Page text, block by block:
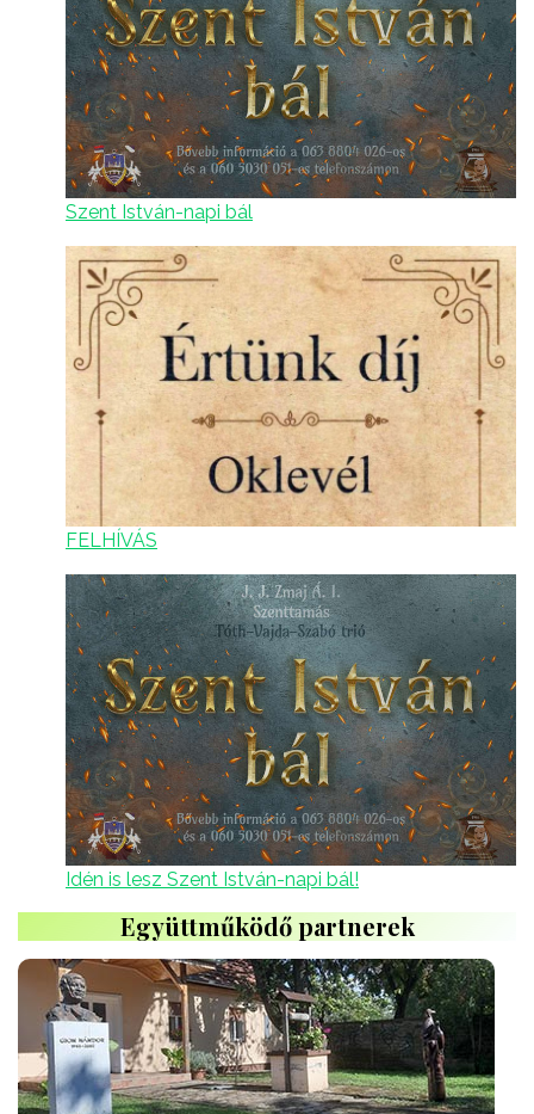
Szent István-napi bál
FELHÍVÁS
Idén is lesz Szent István-napi bál!
Együttműködő partnerek